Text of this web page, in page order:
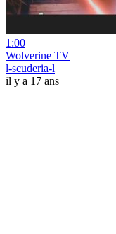
1:00
Wolverine TV
l-scuderia-l
il y a 17 ans